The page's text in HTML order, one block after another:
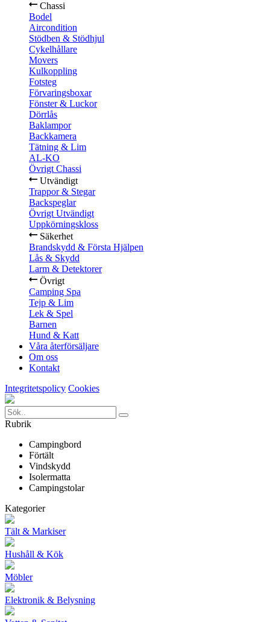
Chassi
Bodel
Aircondition
Stödben & Stödhjul
Cykelhållare
Movers
Kulkoppling
Fotsteg
Förvaringsboxar
Fönster & Luckor
Dörrlås
Baklampor
Backkamera
Tätning & Lim
AL-KO
Övrigt Chassi
Utvändigt
Trappor & Stegar
Backspeglar
Övrigt Utvändigt
Uppkörningskloss
Säkerhet
Brandskydd & Första Hjälpen
Lås & Skydd
Larm & Detektorer
Övrigt
Camping Spa
Tejp & Lim
Lek & Spel
Barnen
Hund & Katt
Våra återförsäljare
Om oss
Kontakt
Integritetspolicy Cookies
Rubrik
Campingbord
Förtält
Vindskydd
Isolermatta
Campingstolar
Kategorier
Tält & Markiser
Hushåll & Kök
Möbler
Elektronik & Belysning